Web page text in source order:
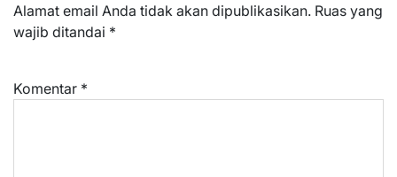
Alamat email Anda tidak akan dipublikasikan. Ruas yang
wajib ditandai *
Komentar *